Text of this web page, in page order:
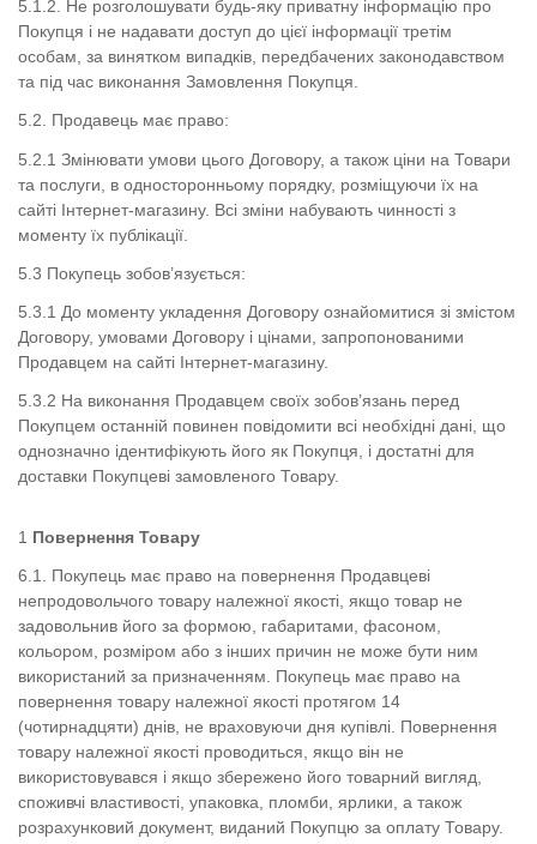
5.1.2. Не розголошувати будь-яку приватну інформацію про
Покупця і не надавати доступ до цієї інформації третім
особам, за винятком випадків, передбачених законодавством
та під час виконання Замовлення Покупця.
5.2. Продавець має право:
5.2.1 Змінювати умови цього Договору, а також ціни на Товари
та послуги, в односторонньому порядку, розміщуючи їх на
сайті Інтернет-магазину. Всі зміни набувають чинності з
моменту їх публікації.
5.3 Покупець зобов’язується:
5.3.1 До моменту укладення Договору ознайомитися зі змістом
Договору, умовами Договору і цінами, запропонованими
Продавцем на сайті Інтернет-магазину.
5.3.2 На виконання Продавцем своїх зобов’язань перед
Покупцем останній повинен повідомити всі необхідні дані, що
однозначно ідентифікують його як Покупця, і достатні для
доставки Покупцеві замовленого Товару.
Повернення Товару
6.1. Покупець має право на повернення Продавцеві
непродовольчого товару належної якості, якщо товар не
задовольнив його за формою, габаритами, фасоном,
кольором, розміром або з інших причин не може бути ним
використаний за призначенням. Покупець має право на
повернення товару належної якості протягом 14
(чотирнадцяти) днів, не враховуючи дня купівлі. Повернення
товару належної якості проводиться, якщо він не
використовувався і якщо збережено його товарний вигляд,
споживчі властивості, упаковка, пломби, ярлики, а також
розрахунковий документ, виданий Покупцю за оплату Товару.